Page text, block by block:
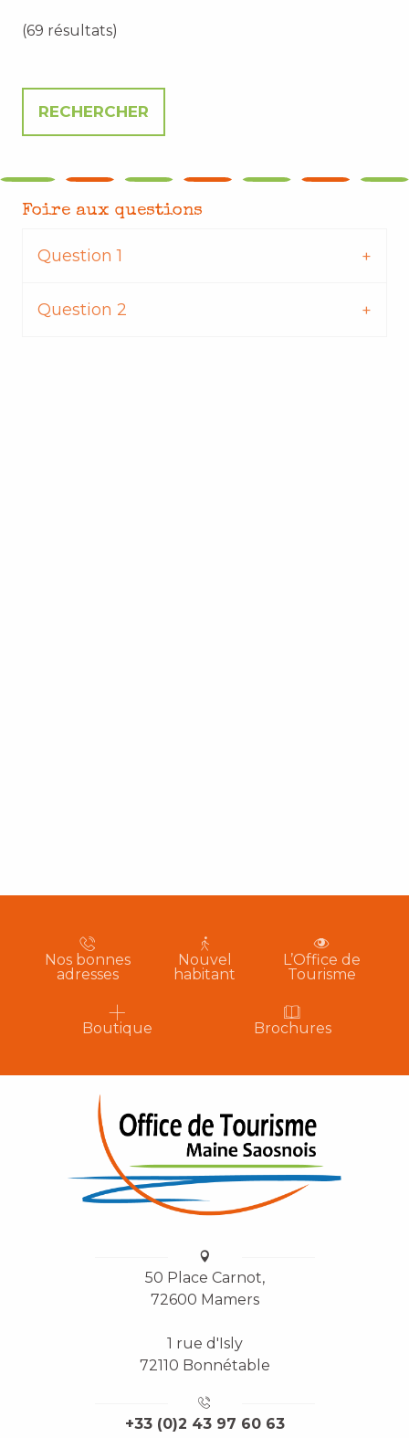
(69 résultats)
Foire aux questions
Question 1
Question 2
Nos bonnes
adresses
Nouvel
habitant
L’Office de
Tourisme
Boutique Brochures
50 Place Carnot,
72600 Mamers
1 rue d'Isly
72110 Bonnétable
+33 (0)2 43 97 60 63